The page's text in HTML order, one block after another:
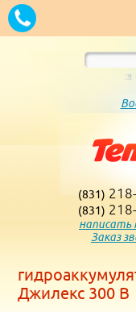
(831)
(831)
написать
Заказ
Джилекс 300 В